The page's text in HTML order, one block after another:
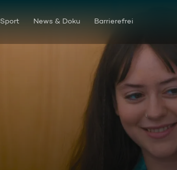
Sport News & Doku Barrierefrei